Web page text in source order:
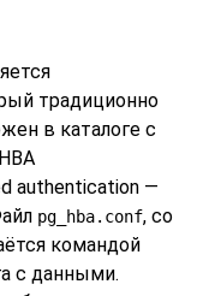
традиционно
в каталоге с
HBA
authentication —
pg_hba.conf, со
командой
с данными.